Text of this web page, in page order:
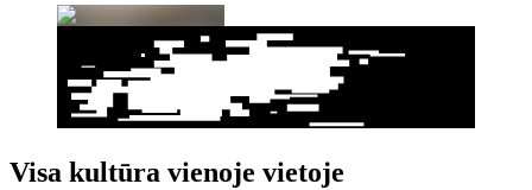
Visa kultūra vienoje vietoje